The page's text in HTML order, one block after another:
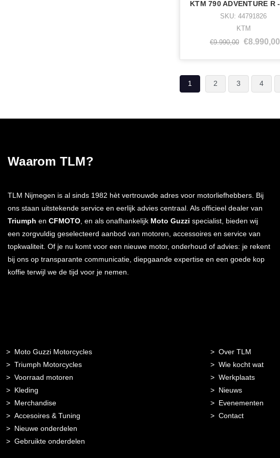
SKU: 44791826
KTM
€9.990,00
€8.990,00
1 2 3 4
Waarom TLM?
TLM Nijmegen is al sinds 1982 hèt vertrouwde adres voor motorliefhebbers. Bij
ons staan uitstekende service en eerlijk advies centraal. Als officieel dealer van
Triumph en CFMOTO , en als onafhankelijk Moto Guzzi specialist, bieden wij
een zorgvuldig geselecteerd aanbod van motoren, accessoires en service van
topkwaliteit. Of je nu komt voor een nieuwe motor, onderhoud of advies: je rekent
bij ons op transparante communicatie, diepgaande expertise en een goede kop
koffie terwijl we de tijd voor je nemen.
Moto Guzzi Motorcycles
Triumph Motorcycles
Voorraad motoren
Kleding
Merchandise
Accesoires & Tuning
Nieuwe onderdelen
Gebruikte onderdelen
Over TLM
Wie kocht wat
Werkplaats
Nieuws
Evenementen
Contact